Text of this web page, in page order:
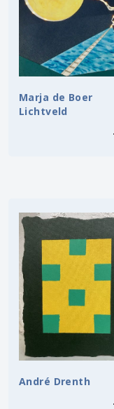
Marja de Boer
Lichtveld
André Drenth